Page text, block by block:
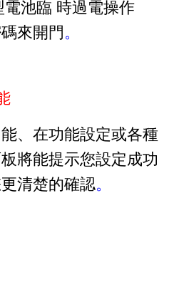
池臨 時過電操作
來開門 。
、在功能設定或各種
將能提示您設定成功
清楚的確認。